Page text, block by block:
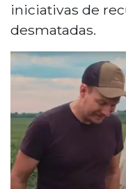
iniciativas de
desmatadas.